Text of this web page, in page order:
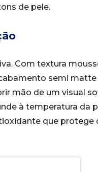
de pele.
Com textura
semi
mão de um visual
à temperatura da
que protege